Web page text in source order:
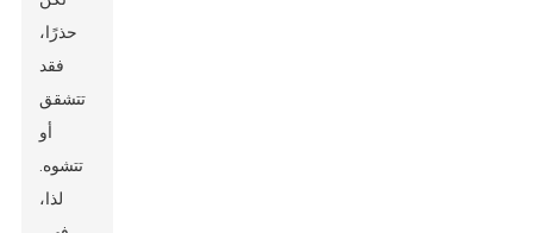
حذرًا،
فقد
تتشقق
أو
تتشوه.
لذا،